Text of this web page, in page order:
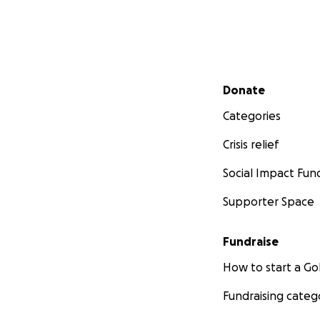
Secondary menu
Donate
Categories
Crisis relief
Social Impact
Supporter Space
Fundraise
How to start a
Fundraising